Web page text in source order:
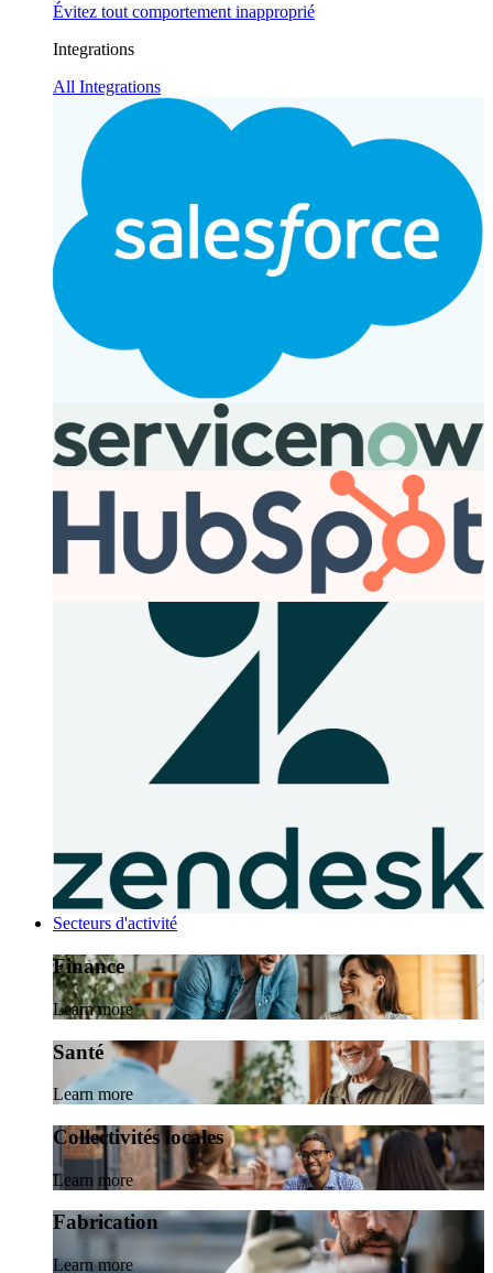
Évitez tout comportement inapproprié
Integrations
All Integrations
Secteurs d'activité
Finance
Learn more
Santé
Learn more
Collectivités locales
Learn more
Fabrication
Learn more